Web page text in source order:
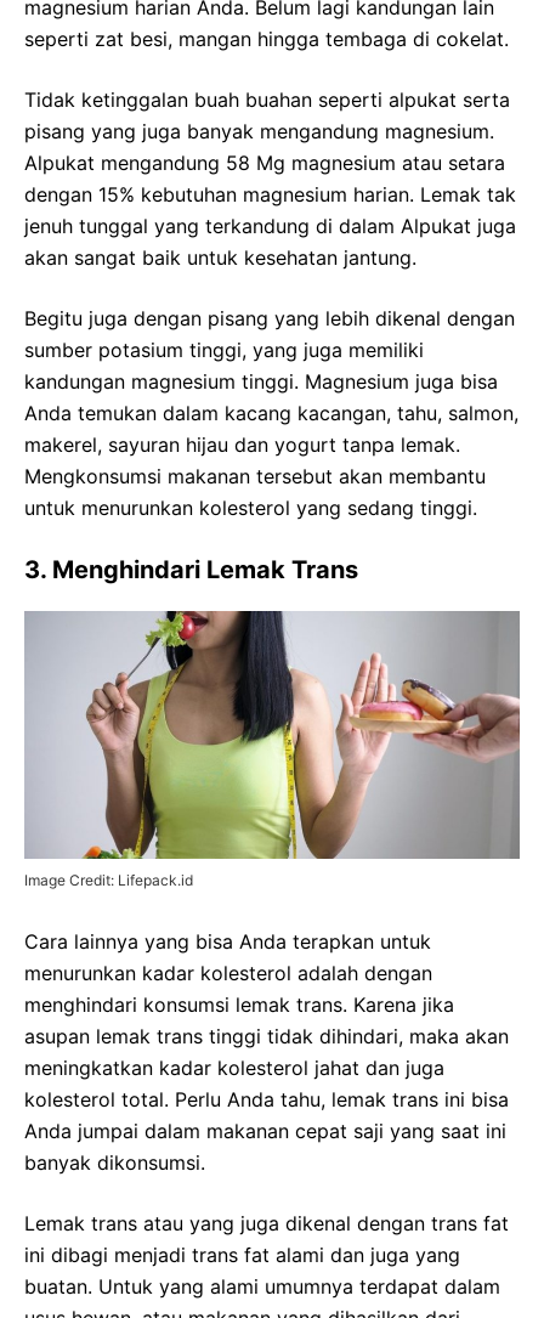
magnesium harian Anda. Belum lagi kandungan lain
seperti zat besi, mangan hingga tembaga di cokelat.
Tidak ketinggalan buah buahan seperti alpukat serta
pisang yang juga banyak mengandung magnesium.
Alpukat mengandung 58 Mg magnesium atau setara
dengan 15% kebutuhan magnesium harian. Lemak tak
jenuh tunggal yang terkandung di dalam Alpukat juga
akan sangat baik untuk kesehatan jantung.
Begitu juga dengan pisang yang lebih dikenal dengan
sumber potasium tinggi, yang juga memiliki
kandungan magnesium tinggi. Magnesium juga bisa
Anda temukan dalam kacang kacangan, tahu, salmon,
makerel, sayuran hijau dan yogurt tanpa lemak.
Mengkonsumsi makanan tersebut akan membantu
untuk menurunkan kolesterol yang sedang tinggi.
3. Menghindari Lemak Trans
Image Credit: Lifepack.id
Cara lainnya yang bisa Anda terapkan untuk
menurunkan kadar kolesterol adalah dengan
menghindari konsumsi lemak trans. Karena jika
asupan lemak trans tinggi tidak dihindari, maka akan
meningkatkan kadar kolesterol jahat dan juga
kolesterol total. Perlu Anda tahu, lemak trans ini bisa
Anda jumpai dalam makanan cepat saji yang saat ini
banyak dikonsumsi.
Lemak trans atau yang juga dikenal dengan trans fat
ini dibagi menjadi trans fat alami dan juga yang
buatan. Untuk yang alami umumnya terdapat dalam